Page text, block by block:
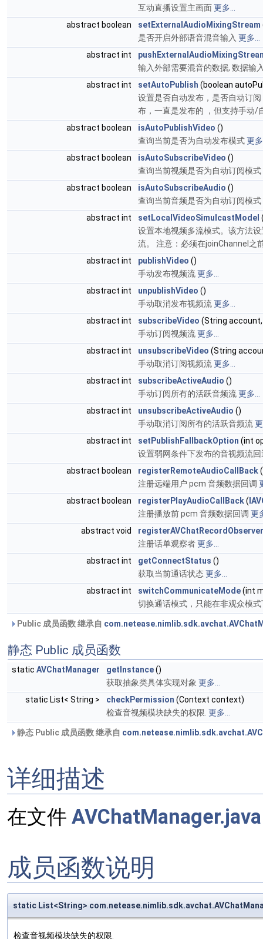
互动直播设置主画面更多...
abstract boolean
setExternalAudioMixingStream
是否开启外部语音混音输入 更多...
abstract int
输入外部需要混音的数据, 数据输
abstract int
setAutoPublish (boolean
设置是否自动发布，是否自动订
布，一直是发布的 ，但支持手动/
abstract boolean
isAutoPublishVideo ()
查询当前是否为自动发布模式更
abstract boolean
isAutoSubscribeVideo ()
查询当前视频是否为自动订阅模式
abstract boolean
isAutoSubscribeAudio ()
查询当前音频是否为自动订阅模式
abstract int
setLocalVideoSimulcastModel
设置本地视频多流模式。该方法
流。 注意：必须在joinChannel之
abstract int
publishVideo ()
手动发布视频流更多...
abstract int
unpublishVideo ()
手动取消发布视频流更多...
abstract int
subscribeVideo (String
手动订阅视频流更多...
abstract int
unsubscribeVideo (String
手动取消订阅视频流更多...
abstract int
subscribeActiveAudio ()
手动订阅所有的活跃音频流更多...
abstract int
unsubscribeActiveAudio ()
手动取消订阅所有的活跃音频流
abstract int
setPublishFallbackOption (int
设置弱网条件下发布的音视频流
abstract boolean
registerRemoteAudioCallBack
注册远端用户 pcm 音频数据回调
abstract boolean
registerPlayAudioCallBack(
注册播放前 pcm 音频数据回调 更
abstract void
registerAVChatRecordObserver
注册话单观察者更多...
abstract int
getConnectStatus ()
获取当前通话状态更多...
abstract int
switchCommunicateMode(int
切换通话模式，只能在非观众模
Public 成员函数 继承自
静态 Public 成员函数
static AVChatManager getInstance()
获取抽象类具体实现对象 更多...
static List< String >
checkPermission (Context context)
检查音视频模块缺失的权限. 更多...
静态 Public 成员函数 继承自
详细描述
在文件 AVChatManager.java
成员函数说明
static List<String>
检查音视频模块缺失的权限.